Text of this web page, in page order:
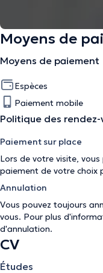
Moyens de
Moyens de paiement
Espèces
Paiement mobile
Politique des rendez-
Paiement sur place
Lors de votre visite,
paiement de votre choix
Annulation
Vous pouvez toujours
vous. Pour plus
d'annulation.
CV
Études